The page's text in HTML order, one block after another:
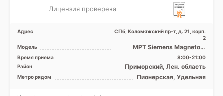
Лицензия проверена
Адрес
СПб, Коломяжский пр-т, д. 21, корп.
2
Модель
МРТ Siemens Magnetom
Magnetom Espree 1.5 Тесла,
КТ Philips Ingenuity E ...
Время приема
8:00-21:00
Район
Приморский, Лен. область
Метро рядом Пионерская, Удельная